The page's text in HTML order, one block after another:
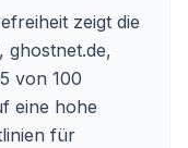
zeigt die
ghostnet.de,
von 100
eine hohe
für